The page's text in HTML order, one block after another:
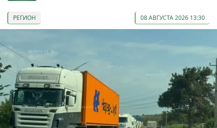
РЕГИОН 08 АВГУСТА 2026 13:30